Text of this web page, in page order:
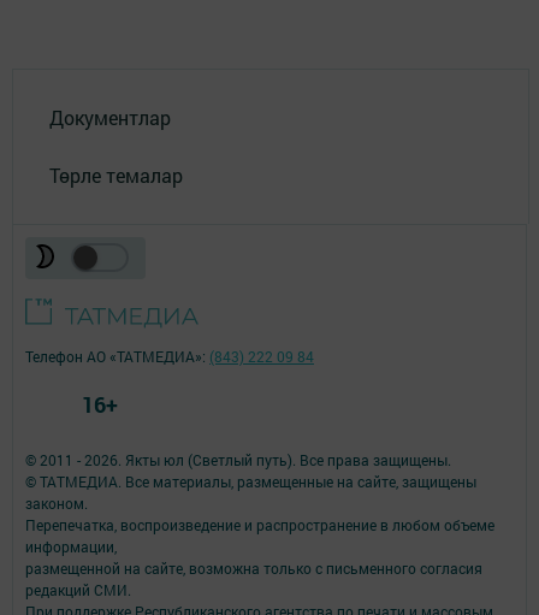
Документлар
Төрле темалар
© 2011 - 2026. Якты юл (Светлый путь). Все права защищены.
© ТАТМЕДИА. Все материалы, размещенные на сайте, защищены
законом.
Перепечатка, воспроизведение и распространение в любом объеме
информации,
размещенной на сайте, возможна только с письменного согласия
редакций СМИ.
Телефон АО «ТАТМЕДИА»: (843) 222 09 84
16+